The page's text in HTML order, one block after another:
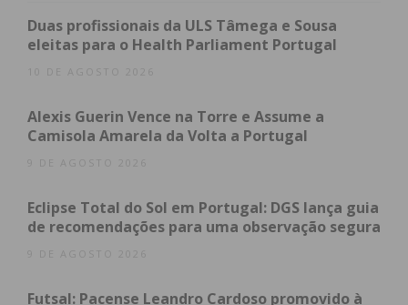
realizem as provas em condições deequidade
Sendo estas provas realizadas em suporte digital, a
suporte digital exige que
alunos e escolas estejam
Duas profissionais da ULS Tâmega e Sousa
eleitas para o Health Parliament Portugal
10 DE AGOSTO 2026
Alexis Guerin Vence na Torre e Assume a
Camisola Amarela da Volta a Portugal
9 DE AGOSTO 2026
Eclipse Total do Sol em Portugal: DGS lança guia
de recomendações para uma observação segura
9 DE AGOSTO 2026
Futsal: Pacense Leandro Cardoso promovido à